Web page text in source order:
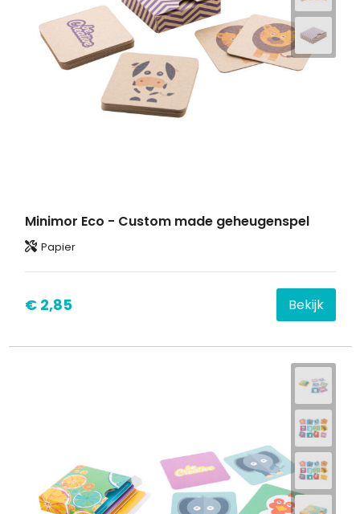
Minimor Eco - Custom made geheugenspel
Papier
€ 2,85 Bekijk